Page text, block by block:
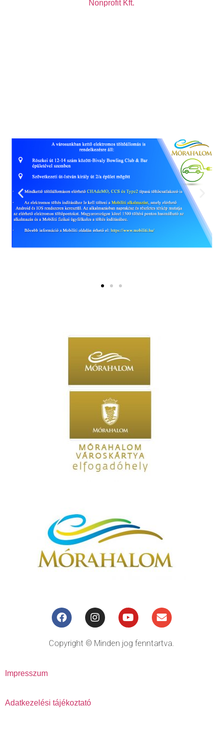
Nonprofit Kft.
Copyright © Minden jog fenntartva.
Impresszum
Adatkezelési tájékoztató